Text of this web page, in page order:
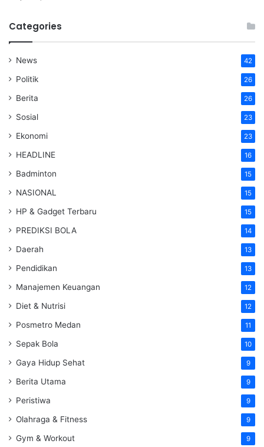
Categories
News 42
Politik 26
Berita 26
Sosial 23
Ekonomi 23
HEADLINE 16
Badminton 15
NASIONAL 15
HP & Gadget Terbaru 15
PREDIKSI BOLA 14
Daerah 13
Pendidikan 13
Manajemen Keuangan 12
Diet & Nutrisi 12
Posmetro Medan 11
Sepak Bola 10
Gaya Hidup Sehat 9
Berita Utama 9
Peristiwa 9
Olahraga & Fitness 9
Gym & Workout 9